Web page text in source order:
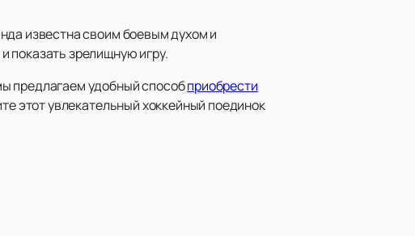
известна своим боевым духом и
показать зрелищную игру.
предлагаем удобный способприобрести
этот увлекательный хоккейный поединок